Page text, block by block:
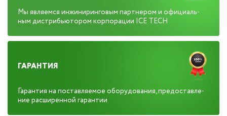
Мы яв­ля­ем­ся ин­жи­нирин­го­вым пар­тне­ром и офи­ци­аль­
ным дис­трибь­юто­ром кор­по­рации ICE TECH
ГАРАНТИЯ
Га­ран­тия на пос­тавля­емое обо­рудо­вания, пре­дос­тавле­
ние расши­рен­ной га­ран­тии